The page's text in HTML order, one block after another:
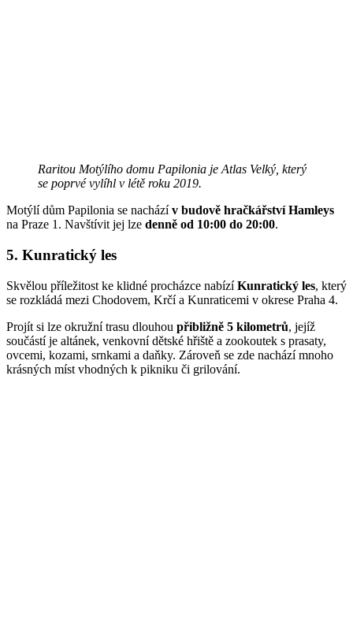
Raritou Motýlího domu Papilonia je Atlas Velký, který
se poprvé vylíhl v létě roku 2019.
Motýlí dům Papilonia se nacházív budově hračkářství Hamleys
na Praze 1. Navštívit jej lze denně od 10:00 do 20:00.
5. Kunratický les
Skvělou příležitost ke klidné procházce nabízíKunratický les, který
se rozkládá mezi Chodovem, Krčí a Kunraticemi v okrese Praha 4.
Projít si lze okružní trasu dlouhou přibližně 5 kilometrů, jejíž
součástí je altánek, venkovní dětské hřiště a zookoutek s prasaty,
ovcemi, kozami, srnkami a daňky. Zároveň se zde nachází mnoho
krásných míst vhodných k pikniku či grilování.